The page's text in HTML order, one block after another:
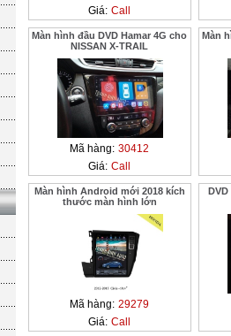
Giá: Call
Màn hình đầu DVD Hamar 4G cho
NISSAN X-TRAIL
Mã hàng: 30412
Giá: Call
Màn
Màn hình Android mới 2018 kích
thước màn hình lớn
Mã hàng: 29279
Giá: Call